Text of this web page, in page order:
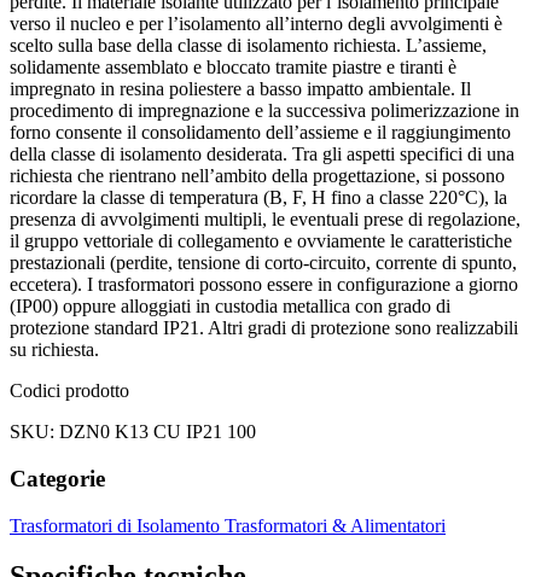
verso il nucleo e per l’isolamento all’interno degli avvolgimenti è
scelto sulla base della classe di isolamento richiesta. L’assieme,
solidamente assemblato e bloccato tramite piastre e tiranti è
impregnato in resina poliestere a basso impatto ambientale. Il
procedimento di impregnazione e la successiva polimerizzazione in
forno consente il consolidamento dell’assieme e il raggiungimento
della classe di isolamento desiderata. Tra gli aspetti specifici di una
richiesta che rientrano nell’ambito della progettazione, si possono
ricordare la classe di temperatura (B, F, H fino a classe 220°C), la
presenza di avvolgimenti multipli, le eventuali prese di regolazione,
il gruppo vettoriale di collegamento e ovviamente le caratteristiche
prestazionali (perdite, tensione di corto-circuito, corrente di spunto,
eccetera). I trasformatori possono essere in configurazione a giorno
(IP00) oppure alloggiati in custodia metallica con grado di
protezione standard IP21. Altri gradi di protezione sono realizzabili
su richiesta.
Codici prodotto
SKU: DZN0 K13 CU IP21 100
Categorie
Trasformatori di Isolamento Trasformatori & Alimentatori